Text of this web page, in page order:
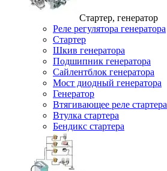
Стартер, генератор
Реле регулятора генератора
Стартер
Шкив генератора
Подшипник генератора
Сайлентблок генератора
Мост диодный генератора
Генератор
Втягивающее реле стартера
Втулка стартера
Бендикс стартера